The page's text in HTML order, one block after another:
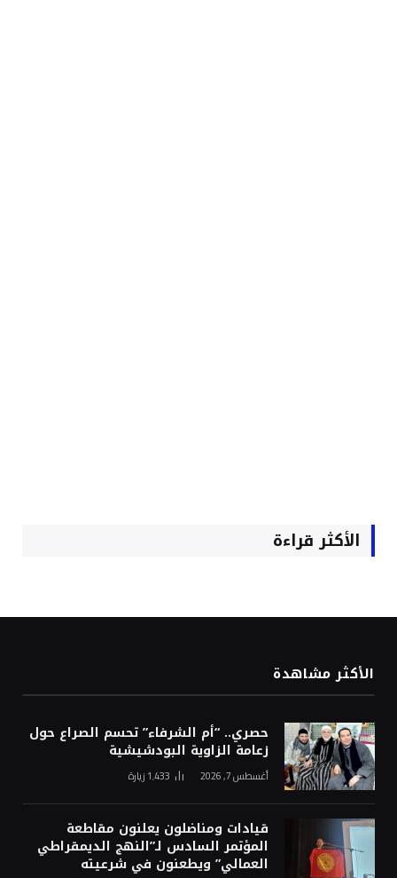
الأكثر قراءة
الأكثر مشاهدة
حصري.. “أم الشرفاء” تحسم الصراع حول
زعامة الزاوية البودشيشية
أغسطس 7, 2026 1٬433 زيارة
قيادات ومناضلون يعلنون مقاطعة
المؤتمر السادس لـ”النهج الديمقراطي
العمالي” ويطعنون في شرعيته